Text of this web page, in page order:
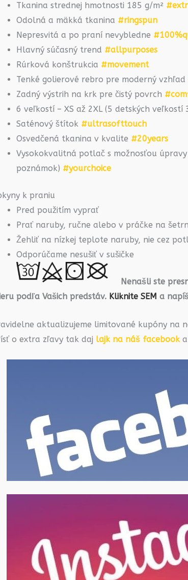
Tkanina strednej hmotnosti 185 g/m²
Odolná a mäkká tkanina #ringspun
Nepresvitá a po praní nevybledne
Hlavný súčasný trend #allpurposes
Rúrková konštrukcia #movement
Tenké golierové rebro pre moderný vzhľad
Zadný výstrih na krk pre čistý povrch
6 veľkostí – XS až 2XL (5 detských
Saténový štítok #ultrasofttouch
Osvedčená tkanina v kvalite #20years
Vysokokvalitná potlač s možnosťou
poznámok) #yourchoice
k praniu
Pred použitím vyprať
Prať naruby, ručne alebo v práčke na
Žehliť na nízkej teplote naruby, nie cez
Odporúčame nesušiť v sušičke
Nenašli ste
podľa Vašich predstáv. Kliknite SEM a
aktualizujeme limitované kupóny na
o extra zľavy tak daj lajk na náš facebook